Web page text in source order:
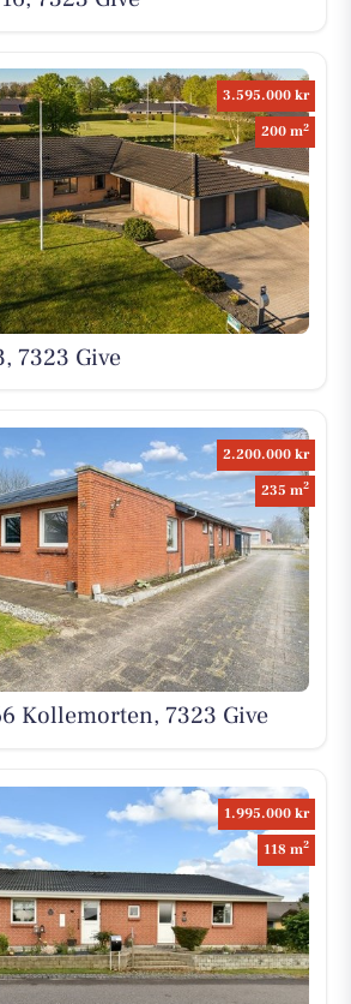
3.595.000 kr
200 m2
7323 Give
2.200.000 kr
235 m2
Kollemorten, 7323 Give
1.995.000 kr
118 m2